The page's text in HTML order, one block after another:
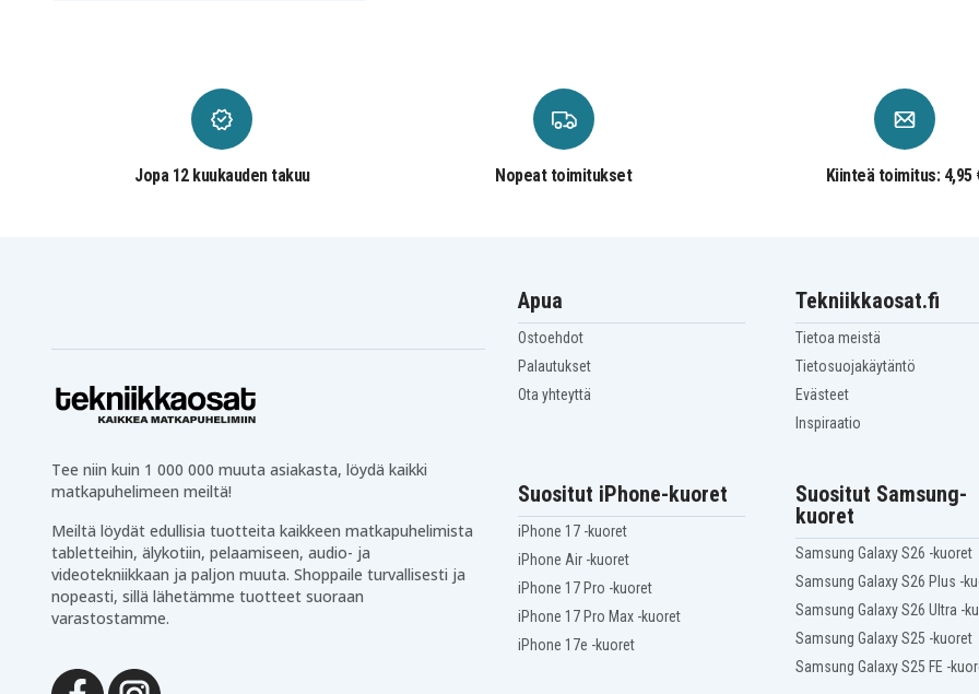
Jopa 12 kuukauden takuu Nopeat toimitukset Kiinteä toimitus: 4,95
Tee niin kuin 1 000 000 muuta asiakasta, löydä kaikki
matkapuhelimeen meiltä!
Meiltä löydät edullisia tuotteita kaikkeen matkapuhelimista
tabletteihin, älykotiin, pelaamiseen, audio- ja
videotekniikkaan ja paljon muuta. Shoppaile turvallisesti ja
nopeasti, sillä lähetämme tuotteet suoraan
varastostamme.
Apua
Ostoehdot
Palautukset
Ota yhteyttä
Tekniikkaosat.fi
Tietoa meistä
Tietosuojakäytäntö
Evästeet
Inspiraatio
Suositut iPhone-kuoret
iPhone 17 -kuoret
iPhone Air -kuoret
iPhone 17 Pro -kuoret
iPhone 17 Pro Max -kuoret
iPhone 17e -kuoret
Suositut Samsung-
kuoret
Samsung Galaxy S26 -kuoret
Samsung Galaxy S26 Plus -
Samsung Galaxy S26 Ultra -
Samsung Galaxy S25 -kuoret
Samsung Galaxy S25 FE -